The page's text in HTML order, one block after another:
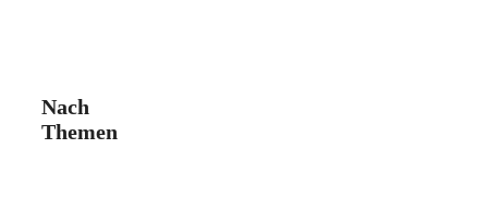
Nach
Themen